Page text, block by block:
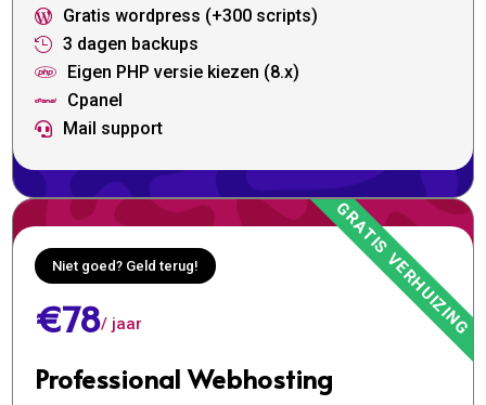
 Gratis wordpress (+300 scripts)
 3 dagen backups
 Eigen PHP versie kiezen (8.x)
 Cpanel
 Mail support
Niet goed? Geld terug!
€78/ jaar
Professional Webhosting